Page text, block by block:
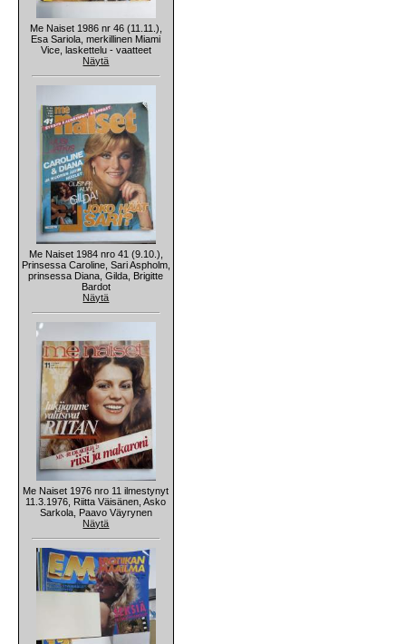
Me Naiset 1986 nr 46 (11.11.),
Esa Sariola, merkillinen Miami
Vice, laskettelu - vaatteet
Näytä
Me Naiset 1984 nro 41 (9.10.),
Prinsessa Caroline, Sari Aspholm,
prinsessa Diana, Gilda, Brigitte
Bardot
Näytä
Me Naiset 1976 nro 11 ilmestynyt
11.3.1976, Riitta Väisänen, Asko
Sarkola, Paavo Väyrynen
Näytä